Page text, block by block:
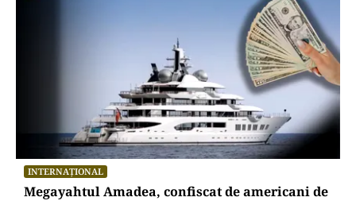
INTERNAȚIONAL
Megayahtul Amadea, confiscat de americani de